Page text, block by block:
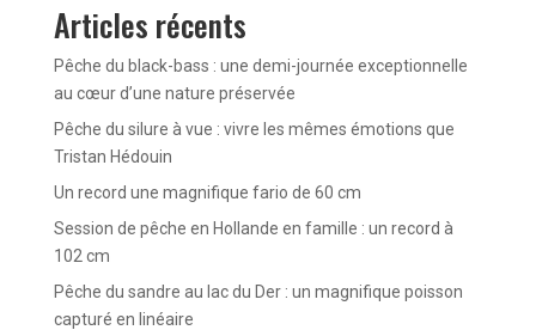
Articles récents
Pêche du black-bass : une demi-journée exceptionnelle
au cœur d’une nature préservée
Pêche du silure à vue : vivre les mêmes émotions que
Tristan Hédouin
Un record une magnifique fario de 60 cm
Session de pêche en Hollande en famille : un record à
102 cm
Pêche du sandre au lac du Der : un magnifique poisson
capturé en linéaire